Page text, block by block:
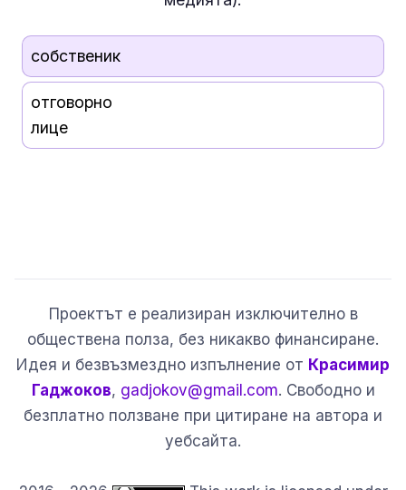
собственик
отговорно
лице
Проектът е реализиран изключително в
обществена полза, без никакво финансиране.
Идея и безвъзмездно изпълнение от Красимир
Гаджоков, gadjokov@gmail.com. Свободно и
безплатно ползване при цитиране на автора и
уебсайта.